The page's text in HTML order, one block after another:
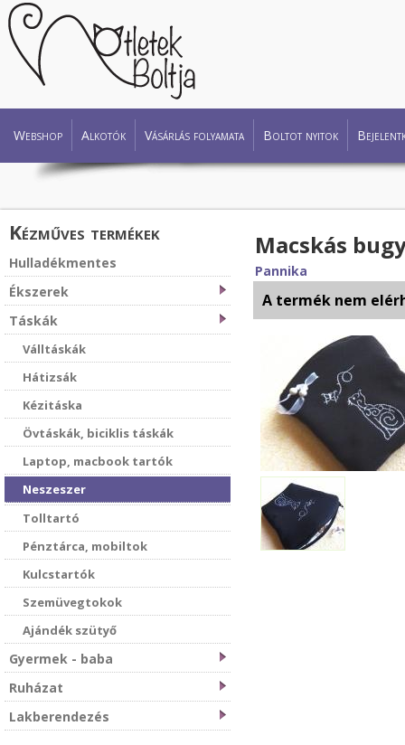
Webshop Alkotók Vásárlás folyamata Boltot nyitok
Kézműves termékek
Hulladékmentes
Ékszerek
Táskák
Válltáskák
Hátizsák
Kézitáska
Övtáskák, biciklis táskák
Laptop, macbook tartók
Neszeszer
Tolltartó
Pénztárca, mobiltok
Kulcstartók
Szemüvegtokok
Ajándék szütyő
Gyermek - baba
Ruházat
Lakberendezés
Macskás
Pannika
A termék nem